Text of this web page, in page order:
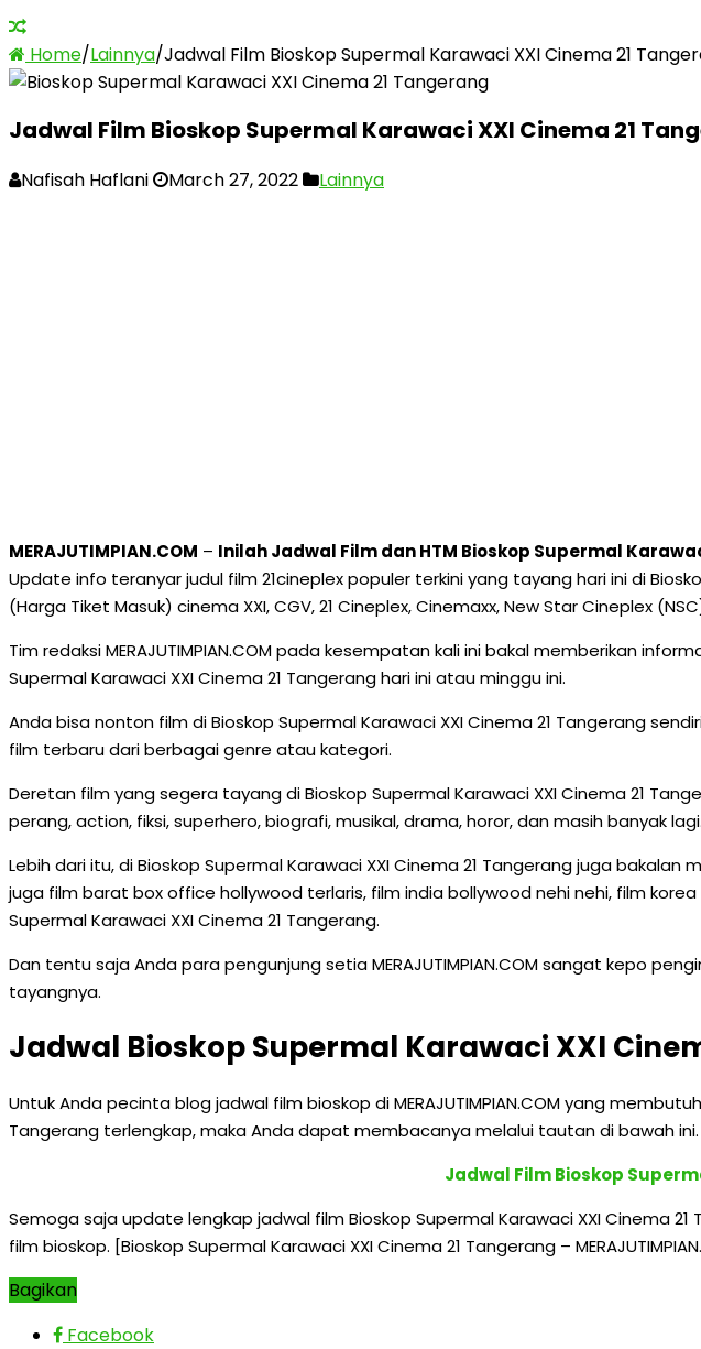
Home/Lainnya/Jadwal Film Bioskop Supermal Karawaci XXI Cinema 21
Jadwal Film Bioskop Supermal Karawaci XXI Cinema 21
Nafisah Haflani March 27, 2022 Lainnya
MERAJUTIMPIAN.COM – Inilah Jadwal Film dan HTM Bioskop Supermal
Update info teranyar judul film 21cineplex populer terkini yang tayang hari ini di
(Harga Tiket Masuk) cinema XXI, CGV, 21 Cineplex, Cinemaxx, New Star Cineplex
Tim redaksi MERAJUTIMPIAN.COM pada kesempatan kali ini bakal memberikan
Supermal Karawaci XXI Cinema 21 Tangerang hari ini atau minggu ini.
Anda bisa nonton film di Bioskop Supermal Karawaci XXI Cinema 21 Tangerang
film terbaru dari berbagai genre atau kategori.
Deretan film yang segera tayang di Bioskop Supermal Karawaci XXI Cinema 21
perang, action, fiksi, superhero, biografi, musikal, drama, horor, dan masih banyak lagi.
Lebih dari itu, di Bioskop Supermal Karawaci XXI Cinema 21 Tangerang juga
juga film barat box office hollywood terlaris, film india bollywood nehi nehi, film
Supermal Karawaci XXI Cinema 21 Tangerang.
Dan tentu saja Anda para pengunjung setia MERAJUTIMPIAN.COM sangat kepo
tayangnya.
Jadwal Bioskop Supermal Karawaci XXI
Untuk Anda pecinta blog jadwal film bioskop di MERAJUTIMPIAN.COM yang
Tangerang terlengkap, maka Anda dapat membacanya melalui tautan di bawah ini.
Jadwal Film Bioskop
Semoga saja update lengkap jadwal film Bioskop Supermal Karawaci XXI Cinema
film bioskop. [Bioskop Supermal Karawaci XXI Cinema 21 Tangerang –
Bagikan
Facebook